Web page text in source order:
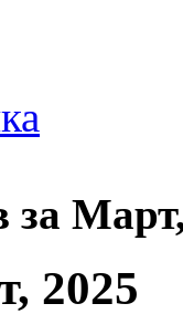
за
2025